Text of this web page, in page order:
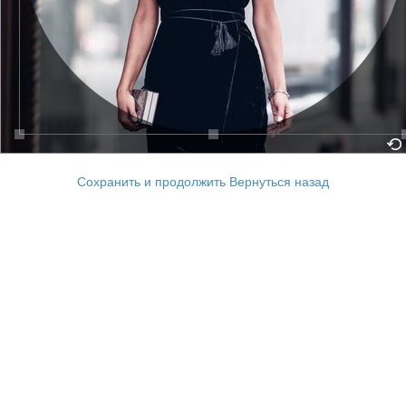
Сохранить и продолжить Вернуться назад